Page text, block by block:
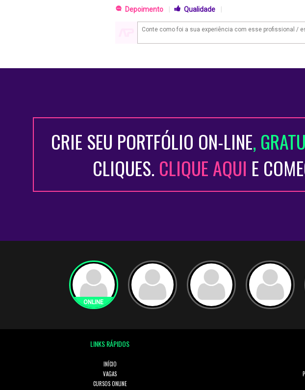
Depoimento | Qualidade |
CRIE SEU PORTFÓLIO ON-LINE,
CLIQUES. CLIQUE AQUI E
LINKS RÁPIDOS
INÍCIO
VAGAS
CURSOS ONLINE